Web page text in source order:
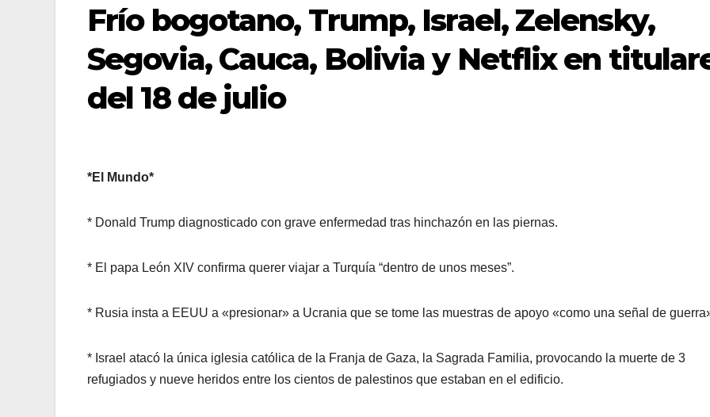
Frío bogotano, Trump, Israel, Zelensky,
Segovia, Cauca, Bolivia y Netflix en
del 18 de julio
*El Mundo*
* Donald Trump diagnosticado con grave enfermedad tras hinchazón en las piernas.
* El papa León XIV confirma querer viajar a Turquía “dentro de unos meses”.
* Rusia insta a EEUU a «presionar» a Ucrania que se tome las muestras de apoyo «como una señal de
* Israel atacó la única iglesia católica de la Franja de Gaza, la Sagrada Familia, provocando la muerte de 3
refugiados y nueve heridos entre los cientos de palestinos que estaban en el edificio.